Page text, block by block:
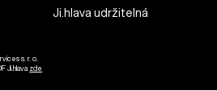
Ji.hlava udržitelná
s. r. o.
Ji.hlava zde